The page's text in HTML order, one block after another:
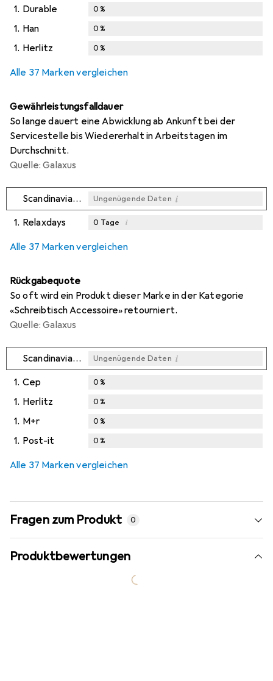
1. Durable 0%
1. Han 0%
1. Herlitz 0%
Alle 37 Marken vergleichen
Gewährleistungsfalldauer
So lange dauert eine Abwicklung ab Ankunft bei der
Servicestelle bis Wiedererhalt in Arbeitstagen im
Durchschnitt.
Quelle: Galaxus
Scandinavian Bookmarks Ungenügende Daten i
1. Relaxdays 0 Tage i
Alle 37 Marken vergleichen
Rückgabequote
So oft wird ein Produkt dieser Marke in der Kategorie
«Schreibtisch Accessoire» retourniert.
Quelle: Galaxus
Scandinavian Bookmarks Ungenügende Daten i
1. Cep 0%
1. Herlitz 0%
1. M+r 0%
1. Post-it 0%
Alle 37 Marken vergleichen
Fragen zum Produkt 0
Produktbewertungen